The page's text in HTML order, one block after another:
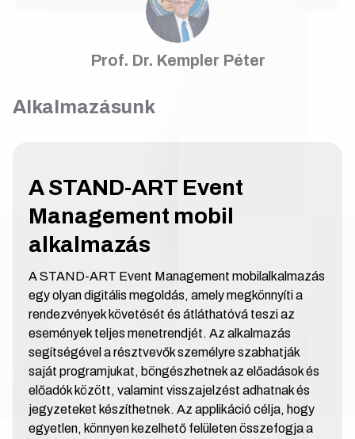
Prof. Dr. Kempler Péter
Alkalmazásunk
A STAND-ART Event
Management mobil
alkalmazás
A STAND-ART Event Management mobilalkalmazás
egy olyan digitális megoldás, amely megkönnyíti a
rendezvények követését és átláthatóvá teszi az
események teljes menetrendjét. Az alkalmazás
segítségével a résztvevők személyre szabhatják
saját programjukat, böngészhetnek az előadások és
előadók között, valamint visszajelzést adhatnak és
jegyzeteket készíthetnek. Az applikáció célja, hogy
egyetlen, könnyen kezelhető felületen összefogja a